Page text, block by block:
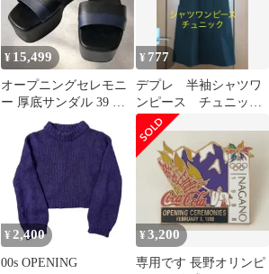
¥ 15,499
オープニングセレモニ
ー 厚底サンダル 39 ブ
ラック 24.5
¥ 777
デプレ 半袖シャツワ
ンピース チュニッ
ク サイズ1
¥ 2,400
00s OPENING
¥3,200
専用です 長野オリンピ